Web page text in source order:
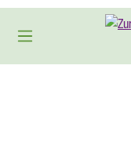
Zum Hauptinhalt springen